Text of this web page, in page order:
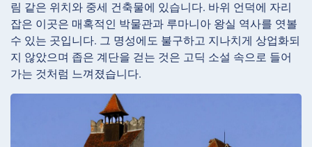
림 같은 위치와 중세 건축물에 있습니다. 바위 언덕에 자리
잡은 이곳은 매혹적인 박물관과 루마니아 왕실 역사를 엿볼
수 있는 곳입니다. 그 명성에도 불구하고 지나치게 상업화되
지 않았으며 좁은 계단을 걷는 것은 고딕 소설 속으로 들어
가는 것처럼 느껴졌습니다.